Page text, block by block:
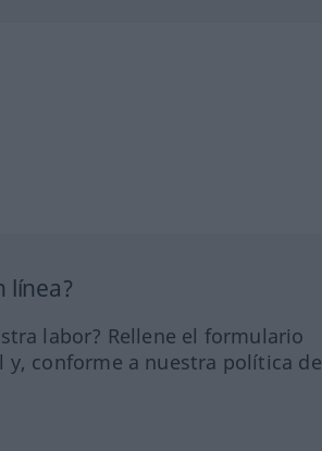
línea?
labor? Rellene el formulario
conforme a nuestra política de